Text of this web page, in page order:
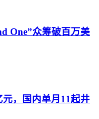
One”众筹破百万美
，国内单月11起井